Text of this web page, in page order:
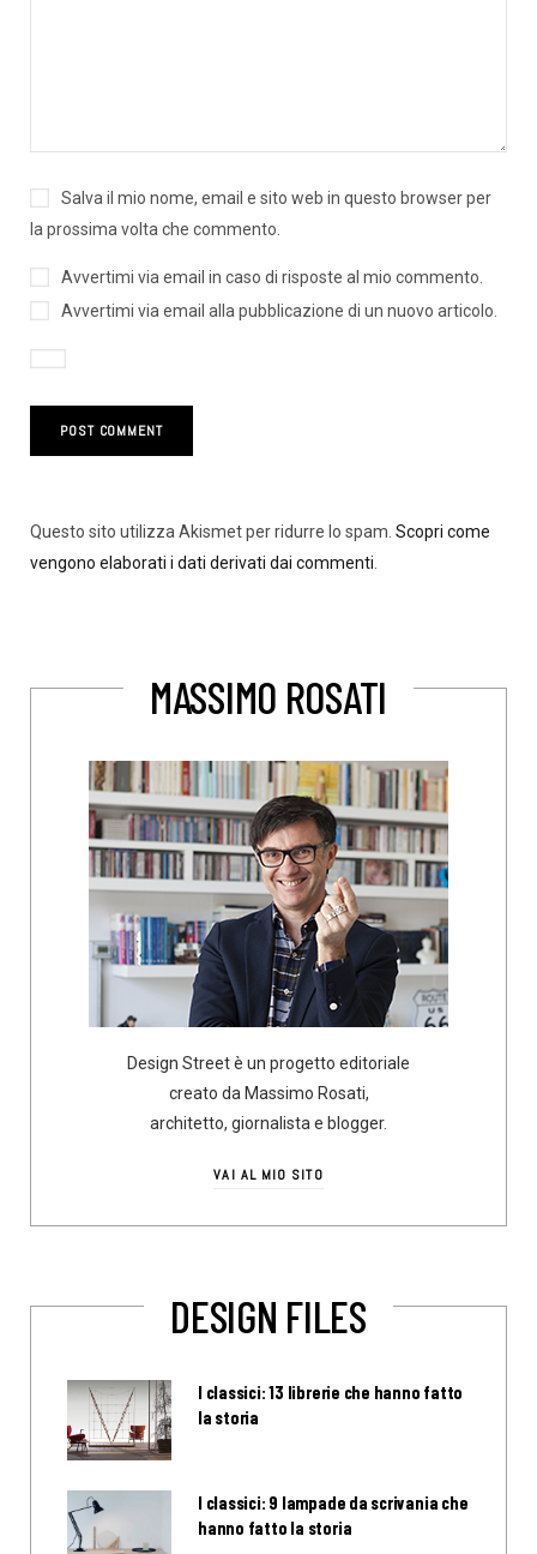
Salva il mio nome, email e sito web in questo browser per
la prossima volta che commento.
Avvertimi via email in caso di risposte al mio commento.
Avvertimi via email alla pubblicazione di un nuovo articolo.
Questo sito utilizza Akismet per ridurre lo spam. Scopri come
vengono elaborati i dati derivati dai commenti
MASSIMO ROSATI
Design Street è un progetto editoriale
creato da Massimo Rosati,
architetto, giornalista e blogger.
VAI AL MIO SITO
DESIGN FILES
I classici: 13 librerie che hanno fatto
la storia
I classici: 9 lampade da scrivania che
hanno fatto la storia